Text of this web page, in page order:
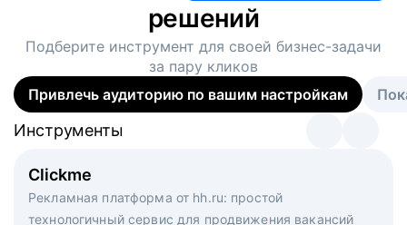
решений
Подберите инструмент для своей бизнес-задачи
за пару кликов
Привлечь аудиторию по вашим настройкам
Clickme
Рекламная платформа от hh.ru: простой
технологичный сервис для продвижения вакансий
Инструменты
Вакансия дня
Рекламный формат для вакансий на главной странице
hh.ru. Увеличивает количество откликов
Инструменты
Массовый подбор под ключ. Решите, сколько
кандидатов и когда вам нужно, и за дело возьмутся
Инструменты